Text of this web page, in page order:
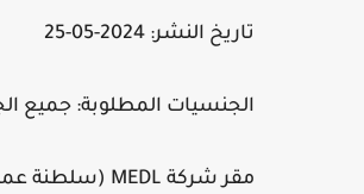
تاريخ النشر: 2024-05-25
الجنسيات المطلوبة: جميع
مقر شركة MEDL (سلطنة عمان)